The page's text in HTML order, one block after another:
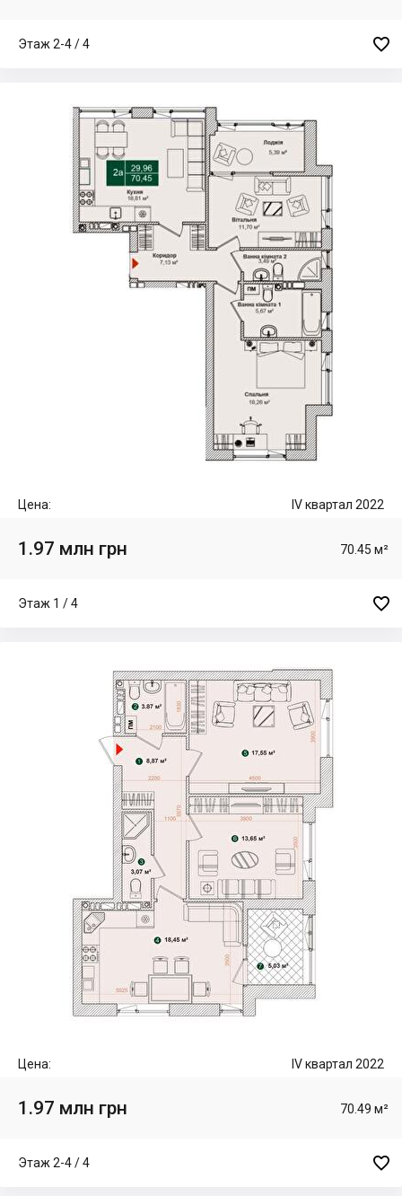
Этаж 2-4 / 4 
Цена: IV квартал 2022
1.97 млн грн 70.45 м²
Этаж 1 / 4 
Цена: IV квартал 2022
1.97 млн грн 70.49 м²
Этаж 2-4 / 4 